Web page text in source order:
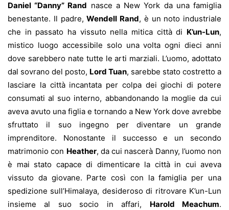
Daniel “Danny” Rand nasce a New York da una famiglia
benestante. Il padre,Wendell Rand, è un noto industriale
che in passato ha vissuto nella mitica città di K’un-Lun,
mistico luogo accessibile solo una volta ogni dieci anni
dove sarebbero nate tutte le arti marziali. L’uomo, adottato
dal sovrano del posto, Lord Tuan, sarebbe stato costretto a
lasciare la città incantata per colpa dei giochi di potere
consumati al suo interno, abbandonando la moglie da cui
aveva avuto una figlia e tornando a New York dove avrebbe
sfruttato il suo ingegno per diventare un grande
imprenditore. Nonostante il successo e un secondo
matrimonio con Heather, da cui nascerà Danny, l’uomo non
è mai stato capace di dimenticare la città in cui aveva
vissuto da giovane. Parte così con la famiglia per una
spedizione sull’Himalaya, desideroso di ritrovare K’un-Lun
insieme al suo socio in affari, Harold Meachum.